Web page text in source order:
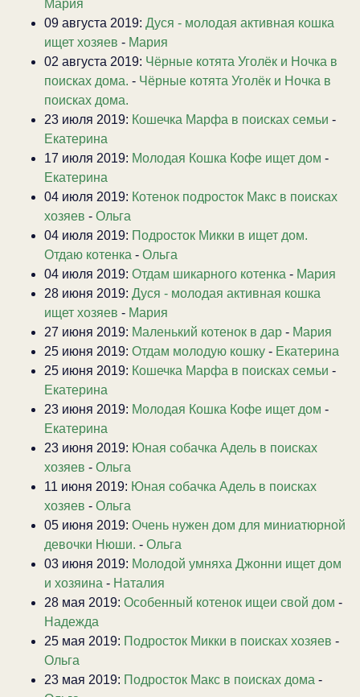
Мария
09 августа 2019: Дуся - молодая активная кошка
ищет хозяев - Мария
02 августа 2019: Чёрные котята Уголёк и Ночка в
поисках дома. - Чёрные котята Уголёк и Ночка в
поисках дома.
23 июля 2019: Кошечка Марфа в поисках семьи -
Екатерина
17 июля 2019: Молодая Кошка Кофе ищет дом -
Екатерина
04 июля 2019: Котенок подросток Макс в поисках
хозяев - Ольга
04 июля 2019: Подросток Микки в ищет дом.
Отдаю котенка - Ольга
04 июля 2019: Отдам шикарного котенка - Мария
28 июня 2019: Дуся - молодая активная кошка
ищет хозяев - Мария
27 июня 2019: Маленький котенок в дар - Мария
25 июня 2019: Отдам молодую кошку - Екатерина
25 июня 2019: Кошечка Марфа в поисках семьи -
Екатерина
23 июня 2019: Молодая Кошка Кофе ищет дом -
Екатерина
23 июня 2019: Юная собачка Адель в поисках
хозяев - Ольга
11 июня 2019: Юная собачка Адель в поисках
хозяев - Ольга
05 июня 2019: Очень нужен дом для миниатюрной
девочки Нюши. - Ольга
03 июня 2019: Молодой умняха Джонни ищет дом
и хозяина - Наталия
28 мая 2019: Особенный котенок ищеи свой дом -
Надежда
25 мая 2019: Подросток Микки в поисках хозяев -
Ольга
23 мая 2019: Подросток Макс в поисках дома -